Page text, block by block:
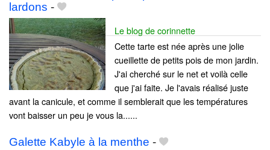
lardons -
Le blog de corinnette
Cette tarte est née après une jolie
cueillette de petits pois de mon jardin.
J'ai cherché sur le net et voilà celle
que j'ai faite. Je l'avais réalisé juste
avant la canicule, et comme il semblerait que les températures
vont baisser un peu je vous la......
Galette Kabyle à la menthe -